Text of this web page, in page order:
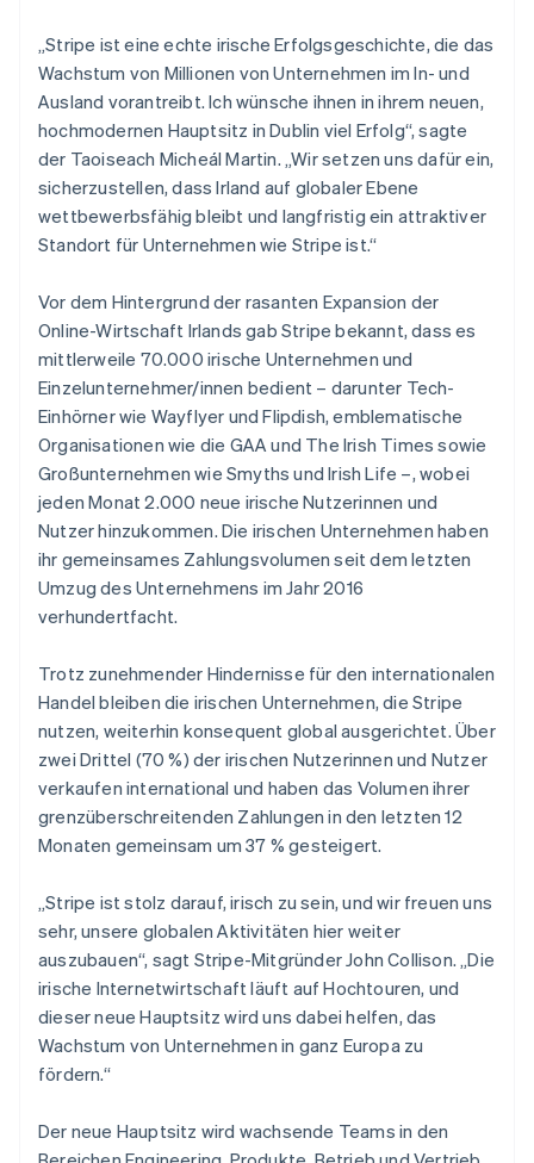
„Stripe ist eine echte irische Erfolgsgeschichte, die das
Wachstum von Millionen von Unternehmen im In- und
Ausland vorantreibt. Ich wünsche ihnen in ihrem neuen,
hochmodernen Hauptsitz in Dublin viel Erfolg“, sagte
der Taoiseach Micheál Martin. „Wir setzen uns dafür ein,
sicherzustellen, dass Irland auf globaler Ebene
wettbewerbsfähig bleibt und langfristig ein attraktiver
Standort für Unternehmen wie Stripe ist.“
Vor dem Hintergrund der rasanten Expansion der
Online-Wirtschaft Irlands gab Stripe bekannt, dass es
mittlerweile 70.000 irische Unternehmen und
Einzelunternehmer/innen bedient – darunter Tech-
Einhörner wie Wayflyer und Flipdish, emblematische
Organisationen wie die GAA und The Irish Times sowie
Großunternehmen wie Smyths und Irish Life –, wobei
jeden Monat 2.000 neue irische Nutzerinnen und
Nutzer hinzukommen. Die irischen Unternehmen haben
ihr gemeinsames Zahlungsvolumen seit dem letzten
Umzug des Unternehmens im Jahr 2016
verhundertfacht.
Trotz zunehmender Hindernisse für den internationalen
Handel bleiben die irischen Unternehmen, die Stripe
nutzen, weiterhin konsequent global ausgerichtet. Über
zwei Drittel (70 %) der irischen Nutzerinnen und Nutzer
verkaufen international und haben das Volumen ihrer
grenzüberschreitenden Zahlungen in den letzten 12
Monaten gemeinsam um 37 % gesteigert.
„Stripe ist stolz darauf, irisch zu sein, und wir freuen uns
sehr, unsere globalen Aktivitäten hier weiter
auszubauen“, sagt Stripe-Mitgründer John Collison. „Die
irische Internetwirtschaft läuft auf Hochtouren, und
dieser neue Hauptsitz wird uns dabei helfen, das
Wachstum von Unternehmen in ganz Europa zu
fördern.“
Der neue Hauptsitz wird wachsende Teams in den
Australien
English
Belgien
Nederlands Français DeutschEnglish
Brasilien
PortuguêsEnglish
Bulgarien
Dänemark
English
Deutschland
DeutschEnglish
Estland
English
Festlandchina
简体中文English
Finnland
EnglishSvenska
Frankreich
Français
Gibraltar
English
Griechenland
Indien
English
Irland
English
Italien
Italiano English
Japan
日本語 English
English Français
Kroatien
EnglishItaliano
Lettland
English
Liechtenstein
Deutsch English
Litauen
English
FrançaisDeutschEnglish
Malaysia